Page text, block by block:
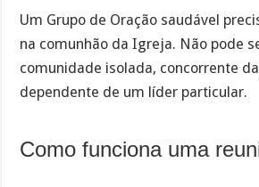
Um Grupo de Oração saudável
na comunhão da Igreja. Não pode
comunidade isolada, concorrente
dependente de um líder particular.
Como funciona uma